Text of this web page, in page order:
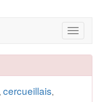
Toggle
, cercueillais,